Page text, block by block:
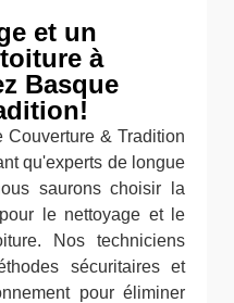
et un
à
Basque
Couverture & Tradition
qu'experts de longue
saurons choisir la
le nettoyage et le
Nos techniciens
sécuritaires et
pour éliminer